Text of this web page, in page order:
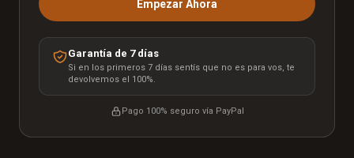
Empezar Ahora
Garantía de 7 días
Si en los primeros 7 días sentís que no es para vos, te
devolvemos el 100%.
Pago 100% seguro vía PayPal